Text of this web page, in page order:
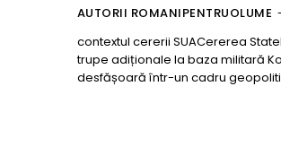
AUTORII ROMANIPENTRUOLUME
contextul cererii SUACererea
trupe adiționale la baza militară
desfășoară într-un cadru